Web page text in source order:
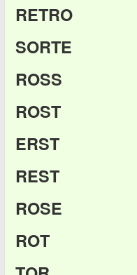
RETRO
SORTE
ROSS
ROST
ERST
REST
ROSE
ROT